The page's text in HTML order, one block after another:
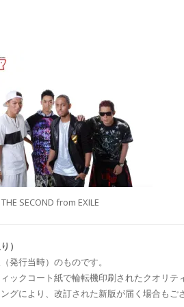
THE SECOND from EXILE
）
発行当時）のものです。
ックコート紙で輪転機印刷されたクオリテ
グにより、改訂された新版が届く場合もご